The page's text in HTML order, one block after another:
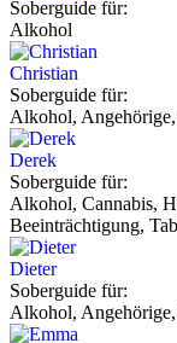
Soberguide für:
Alkohol
Christian
Soberguide für:
Alkohol,
Derek
Soberguide für:
Alkohol, Cannabis,
Beeinträchtigung,
Dieter
Soberguide für:
Alkohol,